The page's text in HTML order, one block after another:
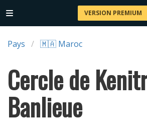
VERSION PREMIUM
Pays 🇲🇦 Maroc
Cercle de
Banlieue